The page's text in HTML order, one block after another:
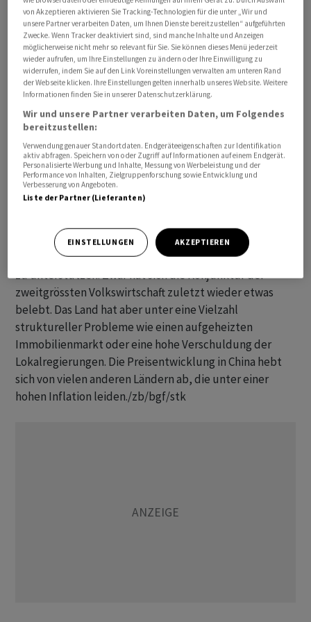
Energie und Lebensmittel herausgerechnet werden,
verharrte auf dem Vormonatswert von 0,7 Prozent.
Auch auf der vorgelagerten Preisstufe deutet die
Entwicklung nach unten. Die Erzeugerpreise sanken im
April zum Vorjahresmonat um 3,6 Prozent. Der
Rückgang war stärker als im Vormonat und als von
Preisentwicklung auf Herstellerebene ab. Sie fliessen
mit zeitlicher Verzögerung in die Preisbildung auf
Verbraucherebene ein.
chinesischen Zentralbank Spielraum, die
Wirtschaftsentwicklung mit einer lockeren Geldpolitik
zu unterstützen. Zwar hat sich die Konjunktur der
zweitgrössten Volkswirtschaft zuletzt wieder etwas
belebt. Das Land hat aber unter eine Vielzahl
struktureller Probleme wie einen aufgeheizten
Immobilienmarkt oder eine hohe Verschuldung der
Lokalregierungen. Die Preisentwicklung in China hebt
sich von vielen anderen Ländern ab, die unter einer
hohen Inflation leiden./zb/bgf/stk
von Akzeptieren aktivieren Sie Tracking-Technologien für die unter „Wir und
unsere Partner verarbeiten Daten, um Ihnen Dienste bereitzustellen“ aufgeführten
Zwecke. Wenn Tracker deaktiviert sind, sind manche Inhalte und Anzeigen
möglicherweise nicht mehr so relevant für Sie. Sie können dieses Menü jederzeit
wieder aufrufen, um Ihre Einstellungen zu ändern oder Ihre Einwilligung zu
widerrufen, indem Sie auf den Link Voreinstellungen verwalten am unteren Rand
der Webseite klicken. Ihre Einstellungen gelten innerhalb unseres Website. Weitere
Informationen finden Sie in unserer Datenschutzerklärung.
Wir und unsere Partner verarbeiten Daten, um Folgendes
bereitzustellen:
Verwendung genauer Standortdaten. Endgeräteeigenschaften zur Identifikation
aktiv abfragen. Speichern von oder Zugriff auf Informationen auf einem Endgerät.
Personalisierte Werbung und Inhalte, Messung von Werbeleistung und der
Performance von Inhalten, Zielgruppenforschung sowie Entwicklung und
Verbesserung von Angeboten.
Liste der Partner (Lieferanten)
EINSTELLUNGEN AKZEPTIEREN